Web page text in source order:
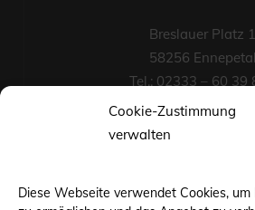
Cookie-Zustimmung
verwalten
Diese Webseite verwendet Cookies,
Breslauer Platz 1
58256 Ennepetal
Tel.: 02333 – 60 39
Fax-Nr.: 02333 – 60